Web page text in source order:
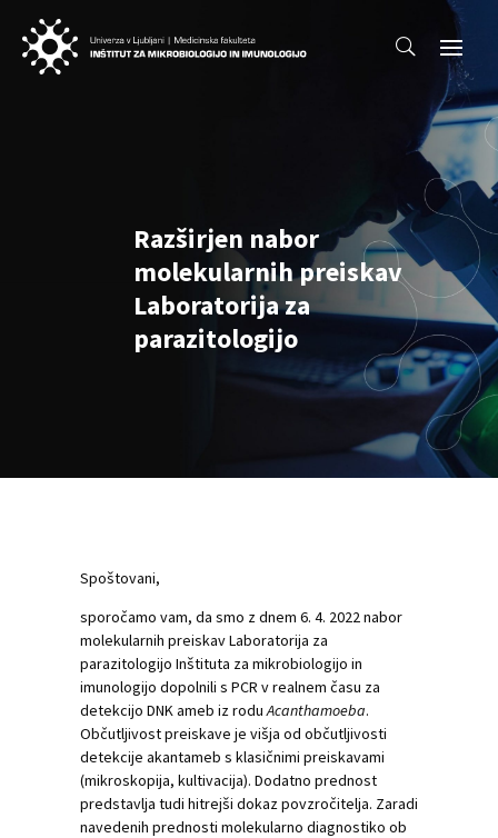
Razširjen nabor
molekularnih preiskav
Laboratorija za
parazitologijo
Spoštovani,
sporočamo vam, da smo z dnem 6. 4. 2022 nabor
molekularnih preiskav Laboratorija za
parazitologijo Inštituta za mikrobiologijo in
imunologijo dopolnili s PCR v realnem času za
detekcijo DNK ameb iz roduAcanthamoeba.
Občutljivost preiskave je višja od občutljivosti
detekcije akantameb s klasičnimi preiskavami
(mikroskopija, kultivacija). Dodatno prednost
predstavlja tudi hitrejši dokaz povzročitelja. Zaradi
navedenih prednosti molekularno diagnostiko ob